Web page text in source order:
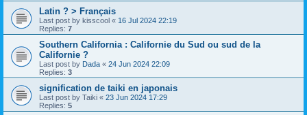
Latin ? > Français
Last post by kisscool « 16 Jul 2024 22:19
Replies: 7
Southern California : Californie du Sud ou sud de la
Californie ?
Last post by Dada « 24 Jun 2024 22:09
Replies: 3
signification de taiki en japonais
Last post by Taiki « 23 Jun 2024 17:29
Replies: 5